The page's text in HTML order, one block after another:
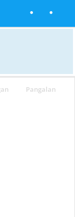
Pangalan